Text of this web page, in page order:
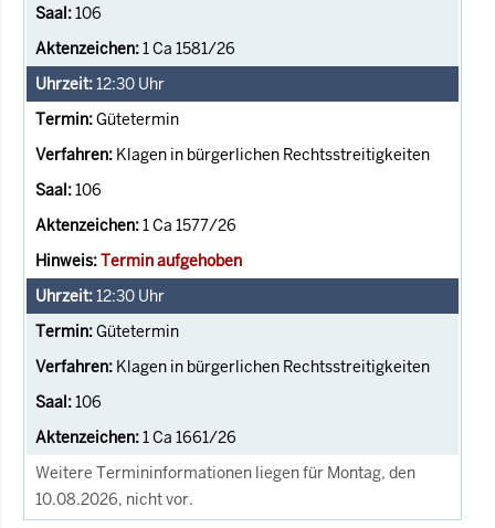
106
1 Ca 1581/26
12:30 Uhr
Gütetermin
Klagen in bürgerlichen Rechtsstreitigkeiten
106
1 Ca 1577/26
Termin aufgehoben
12:30 Uhr
Gütetermin
Klagen in bürgerlichen Rechtsstreitigkeiten
106
1 Ca 1661/26
Weitere Termininformationen liegen für Montag, den
10.08.2026, nicht vor.